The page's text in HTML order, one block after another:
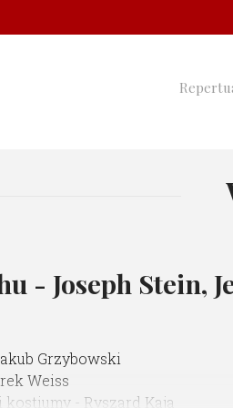
- Joseph Stein,
Grzybowski
Weiss
kostiumy - Ryszard Kaja